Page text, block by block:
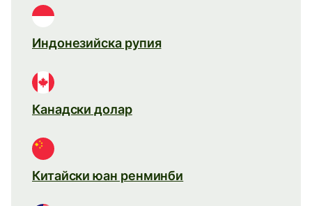
Индонезийска рупия
Канадски долар
Китайски юан ренминби